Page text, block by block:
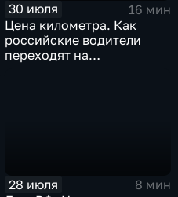
30 июля
16 мин
Цена километра. Как
российские водители
переходят на
28 июля
8 мин